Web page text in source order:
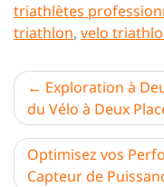
triathlètes
triathlon, velo
de
l’article
Exploration à
du Vélo à Deux
Optimisez vos
Capteur de